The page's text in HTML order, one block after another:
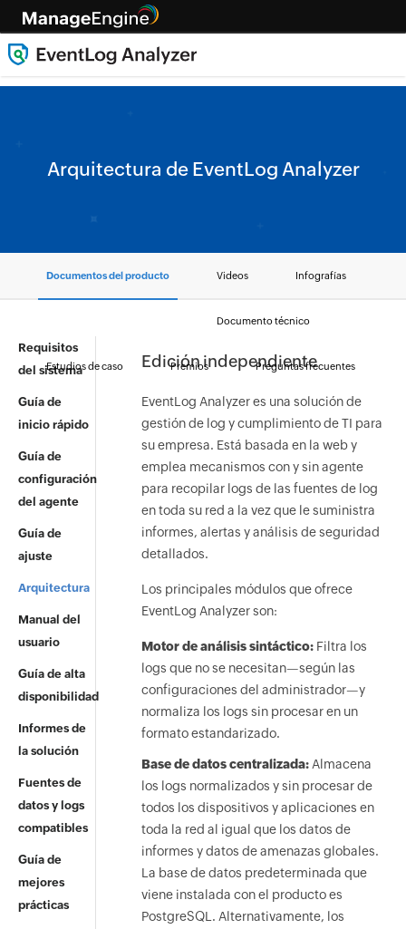
Arquitectura de EventLog Analyzer
Documentos del producto Videos Infografías
Documento técnico
Estudios de caso Premios Preguntas frecuentes
Requisitos
del sistema
Guía de
inicio rápido
Guía de
configuración
del agente
Guía de
ajuste
Arquitectura
Manual del
usuario
Guía de alta
disponibilidad
Informes de
la solución
Fuentes de
datos y logs
compatibles
Guía de
mejores
prácticas
Edición independiente
EventLog Analyzer es una solución de
gestión de log y cumplimiento de TI para
su empresa. Está basada en la web y
emplea mecanismos con y sin agente
para recopilar logs de las fuentes de log
en toda su red a la vez que le suministra
informes, alertas y análisis de seguridad
detallados.
Los principales módulos que ofrece
EventLog Analyzer son:
Motor de análisis sintáctico:Filtra los
logs que no se necesitan—según las
configuraciones del administrador—y
normaliza los logs sin procesar en un
formato estandarizado.
Base de datos centralizada:Almacena
los logs normalizados y sin procesar de
todos los dispositivos y aplicaciones en
toda la red al igual que los datos de
informes y datos de amenazas globales.
La base de datos predeterminada que
viene instalada con el producto es
PostgreSQL. Alternativamente, los